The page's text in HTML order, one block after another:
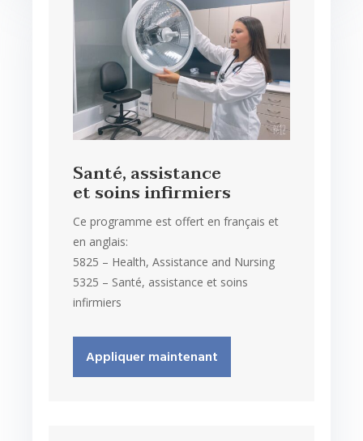
Santé, assistance
et soins infirmiers
Ce programme est offert en français et
en anglais:
5825 – Health, Assistance and Nursing
5325 – Santé, assistance et soins
infirmiers
Appliquer maintenant